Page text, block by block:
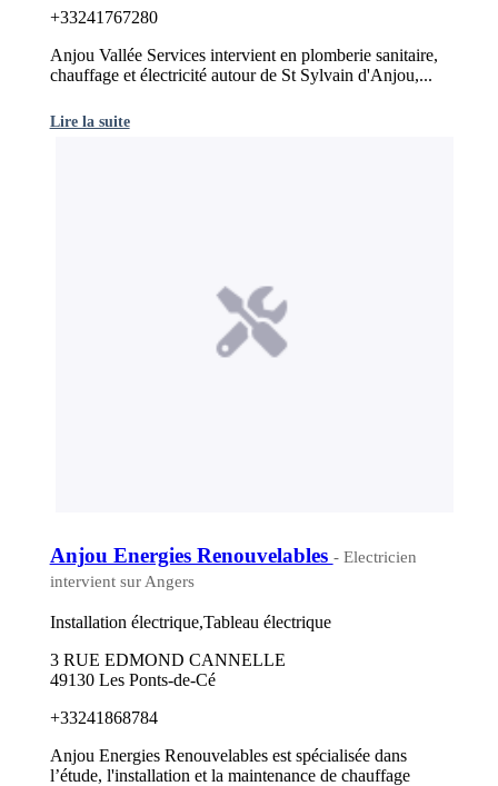
+33241767280
Anjou Vallée Services intervient en plomberie sanitaire,
chauffage et électricité autour de St Sylvain d'Anjou,...
Lire la suite
Anjou Energies Renouvelables - Electricien
intervient sur Angers
Installation électrique,Tableau électrique
3 RUE EDMOND CANNELLE
49130 Les Ponts-de-Cé
+33241868784
Anjou Energies Renouvelables est spécialisée dans
l’étude, l'installation et la maintenance de chauffage